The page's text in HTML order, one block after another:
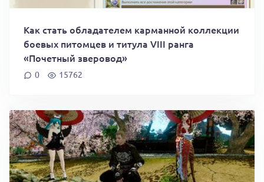
Как стать обладателем карманной коллекции
боевых питомцев и титула VIII ранга
«Почетный зверовод»
0 15762